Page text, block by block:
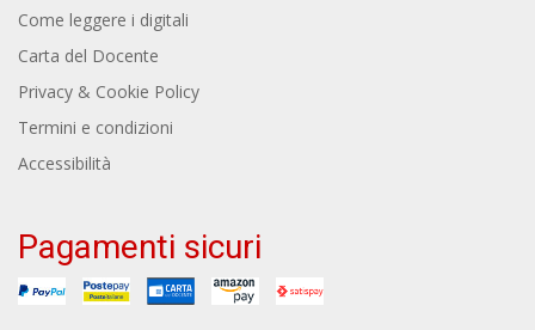
Come leggere i digitali
Carta del Docente
Privacy & Cookie Policy
Termini e condizioni
Accessibilità
Pagamenti sicuri